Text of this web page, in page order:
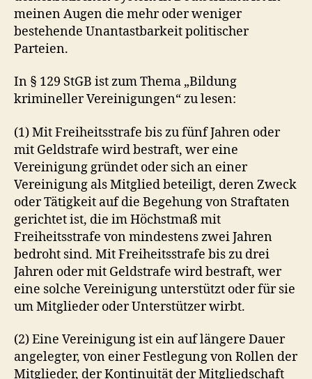
meinen Augen die mehr oder weniger
bestehende Unantastbarkeit politischer
Parteien.
In § 129 StGB ist zum Thema „Bildung
krimineller Vereinigungen“ zu lesen:
(1) Mit Freiheitsstrafe bis zu fünf Jahren oder
mit Geldstrafe wird bestraft, wer eine
Vereinigung gründet oder sich an einer
Vereinigung als Mitglied beteiligt, deren Zweck
oder Tätigkeit auf die Begehung von Straftaten
gerichtet ist, die im Höchstmaß mit
Freiheitsstrafe von mindestens zwei Jahren
bedroht sind. Mit Freiheitsstrafe bis zu drei
Jahren oder mit Geldstrafe wird bestraft, wer
eine solche Vereinigung unterstützt oder für sie
um Mitglieder oder Unterstützer wirbt.
(2) Eine Vereinigung ist ein auf längere Dauer
angelegter, von einer Festlegung von Rollen der
Mitglieder, der Kontinuität der Mitgliedschaft